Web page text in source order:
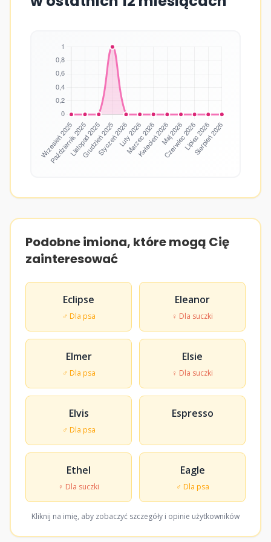
Podobne imiona, które mogą Cię
zainteresować
Eclipse
♂ Dla psa
Eleanor
♀ Dla suczki
Elmer
♂ Dla psa
Elsie
♀ Dla suczki
Elvis
♂ Dla psa
Espresso
Ethel
♀ Dla suczki
Eagle
♂ Dla psa
Kliknij na imię, aby zobaczyć szczegóły i opinie użytkowników